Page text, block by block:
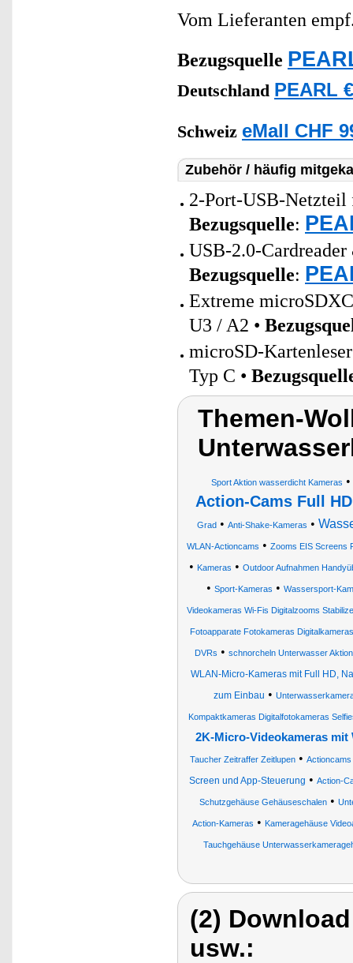
Vom Lieferanten
Bezugsquelle
Deutschland PEARL
Schweiz eMall CHF
Zubehör / häufig
2-Port-USB-Netzteil
Bezugsquelle:
USB-2.0-
Bezugsquelle:
Extreme
U3 / A2 •
microSD-
Typ C •
Themen-
Sport Aktion wasserdicht Kameras •
Action-Cams Full HD
Grad• Anti-Shake-Kameras •
WLAN-Actioncams • Zooms EIS Screens
• Kameras • Outdoor Aufnahmen
• Sport-Kameras • Wassersport-
Videokameras Wi-Fis Digitalzooms
Fotoapparate Fotokameras
DVRs • schnorcheln Unterwasser
WLAN-Micro-Kameras mit Full HD,
zum Einbau •
Kompaktkameras Digitalfotokameras
2K-Micro-Videokameras mit
Taucher Zeitraffer Zeitlupen• Actioncams
Screen und App-Steuerung • Action-
Schutzgehäuse Gehäuseschalen •
Action-Kameras • Kameragehäuse
Tauchgehäuse
(2)
usw.: